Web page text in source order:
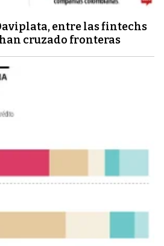
entre las fintechs
cruzado fronteras